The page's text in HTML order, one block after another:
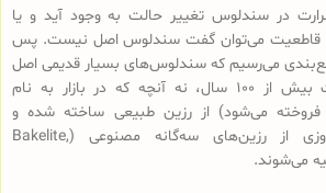
در سندلوس تغییر حالت به وجود آید و یا
قاطعیت می‌توان گفت سندلوس اصل نیست. پس
می‌رسیم که سندلوس‌های بسیار قدیمی اصل
(سندلوس‌هایی با قدمت بیش از 100 سال، نه آنچه که در بازار به نام
فروخته می‌شود) از رزین طبیعی ساخته شده و
سندلوس‌‌های اصل امروزی از رزین‌های سه‌گانه مصنوعی (Bakelite,